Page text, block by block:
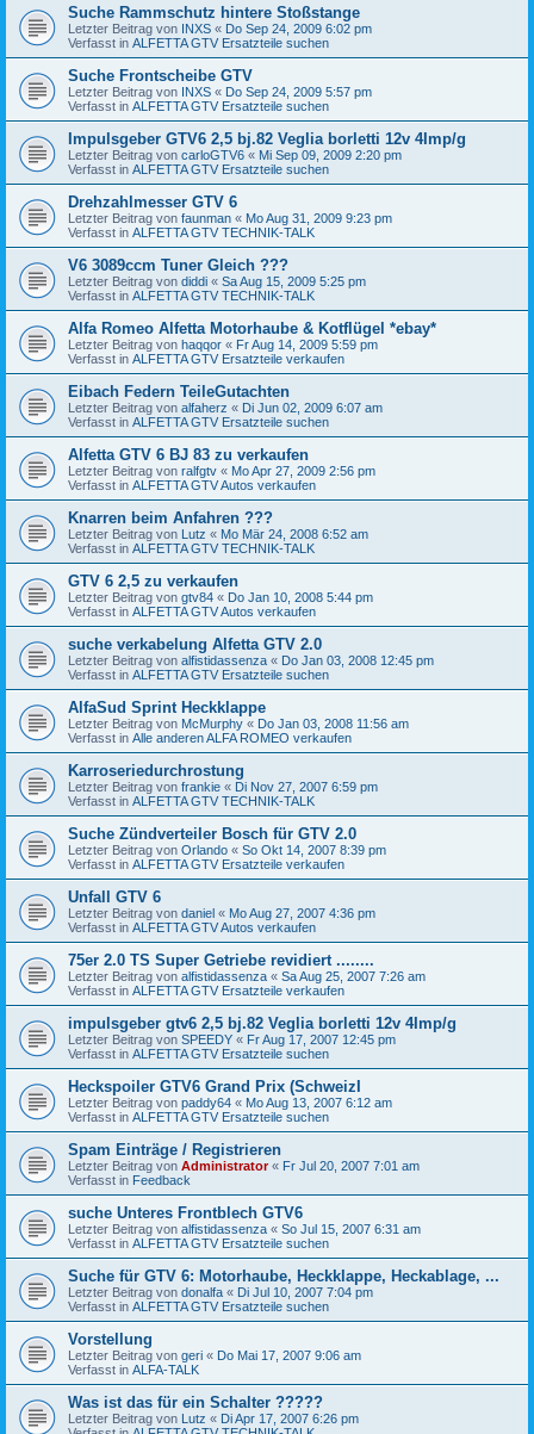
Suche Rammschutz hintere Stoßstange
Letzter Beitrag von INXS « Do Sep 24, 2009 6:02 pm
Verfasst in ALFETTA GTV Ersatzteile suchen
Suche Frontscheibe GTV
Letzter Beitrag von INXS « Do Sep 24, 2009 5:57 pm
Verfasst in ALFETTA GTV Ersatzteile suchen
Impulsgeber GTV6 2,5 bj.82 Veglia borletti 12v 4Imp/g
Letzter Beitrag von carloGTV6 « Mi Sep 09, 2009 2:20 pm
Verfasst in ALFETTA GTV Ersatzteile suchen
Drehzahlmesser GTV 6
Letzter Beitrag von faunman « Mo Aug 31, 2009 9:23 pm
Verfasst in ALFETTA GTV TECHNIK-TALK
V6 3089ccm Tuner Gleich ???
Letzter Beitrag von diddi « Sa Aug 15, 2009 5:25 pm
Verfasst in ALFETTA GTV TECHNIK-TALK
Alfa Romeo Alfetta Motorhaube & Kotflügel *ebay*
Letzter Beitrag von haqqor « Fr Aug 14, 2009 5:59 pm
Verfasst in ALFETTA GTV Ersatzteile verkaufen
Eibach Federn TeileGutachten
Letzter Beitrag von alfaherz « Di Jun 02, 2009 6:07 am
Verfasst in ALFETTA GTV Ersatzteile suchen
Alfetta GTV 6 BJ 83 zu verkaufen
Letzter Beitrag von ralfgtv « Mo Apr 27, 2009 2:56 pm
Verfasst in ALFETTA GTV Autos verkaufen
Knarren beim Anfahren ???
Letzter Beitrag von Lutz « Mo Mär 24, 2008 6:52 am
Verfasst in ALFETTA GTV TECHNIK-TALK
GTV 6 2,5 zu verkaufen
Letzter Beitrag von gtv84 « Do Jan 10, 2008 5:44 pm
Verfasst in ALFETTA GTV Autos verkaufen
suche verkabelung Alfetta GTV 2.0
Letzter Beitrag von alfistidassenza « Do Jan 03, 2008 12:45 pm
Verfasst in ALFETTA GTV Ersatzteile suchen
AlfaSud Sprint Heckklappe
Letzter Beitrag von McMurphy « Do Jan 03, 2008 11:56 am
Verfasst in Alle anderen ALFA ROMEO verkaufen
Karroseriedurchrostung
Letzter Beitrag von frankie « Di Nov 27, 2007 6:59 pm
Verfasst in ALFETTA GTV TECHNIK-TALK
Suche Zündverteiler Bosch für GTV 2.0
Letzter Beitrag von Orlando « So Okt 14, 2007 8:39 pm
Verfasst in ALFETTA GTV Ersatzteile verkaufen
Unfall GTV 6
Letzter Beitrag von daniel « Mo Aug 27, 2007 4:36 pm
Verfasst in ALFETTA GTV Autos verkaufen
75er 2.0 TS Super Getriebe revidiert ........
Letzter Beitrag von alfistidassenza « Sa Aug 25, 2007 7:26 am
Verfasst in ALFETTA GTV Ersatzteile verkaufen
impulsgeber gtv6 2,5 bj.82 Veglia borletti 12v 4Imp/g
Letzter Beitrag von SPEEDY « Fr Aug 17, 2007 12:45 pm
Verfasst in ALFETTA GTV Ersatzteile suchen
Heckspoiler GTV6 Grand Prix (SchweizI
Letzter Beitrag von paddy64 « Mo Aug 13, 2007 6:12 am
Verfasst in ALFETTA GTV Ersatzteile suchen
Spam Einträge / Registrieren
Letzter Beitrag von Administrator« Fr Jul 20, 2007 7:01 am
Verfasst in Feedback
suche Unteres Frontblech GTV6
Letzter Beitrag von alfistidassenza « So Jul 15, 2007 6:31 am
Verfasst in ALFETTA GTV Ersatzteile suchen
Suche für GTV 6: Motorhaube, Heckklappe, Heckablage, ...
Letzter Beitrag von donalfa « Di Jul 10, 2007 7:04 pm
Verfasst in ALFETTA GTV Ersatzteile suchen
Vorstellung
Letzter Beitrag von geri « Do Mai 17, 2007 9:06 am
Verfasst in ALFA-TALK
Was ist das für ein Schalter ?????
Letzter Beitrag von Lutz « Di Apr 17, 2007 6:26 pm